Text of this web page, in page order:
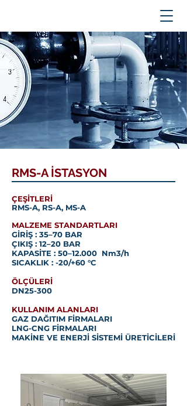
RMS-A İSTASYON
ÇEŞİTLERİ
RMS-A, RS-A, MS-A
MALZEME STANDARTLARI
GİRİŞ : 35–70 BAR
ÇIKIŞ : 12–20 BAR
KAPASİTE : 50–12.000 Nm3/h
SICAKLIK : -20/+60 °C
ÖLÇÜLERİ
DN25-300
KULLANIM ALANLARI
GAZ DAĞITIM FİRMALARI
LNG-CNG FİRMALARI
MAKİNE VE ENERJİ SİSTEMİ ÜRETİCİLERİ